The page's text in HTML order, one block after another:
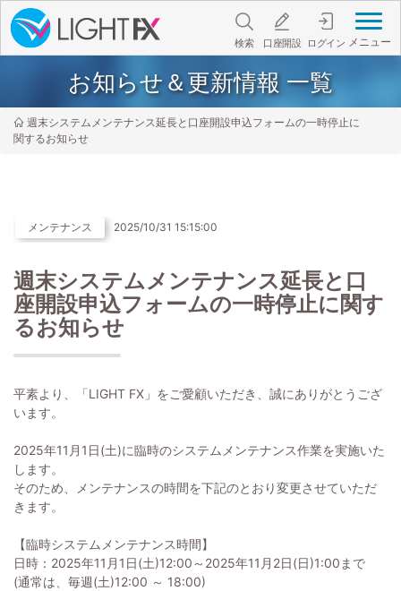
メニュー
検索 口座開設 ログイン
お知らせ＆更新情報 一覧
週末システムメンテナンス延長と口座開設申込フォームの一時停止に
関するお知らせ
メンテナンス 2025/10/31 15:15:00
週末システムメンテナンス延長と口
座開設申込フォームの一時停止に関す
るお知らせ
平素より、「LIGHT FX」をご愛顧いただき、誠にありがとうござ
います。
2025年11月1日(土)に臨時のシステムメンテナンス作業を実施いた
します。
そのため、メンテナンスの時間を下記のとおり変更させていただ
きます。
【臨時システムメンテナンス時間】
日時：2025年11月1日(土)12:00～2025年11月2日(日)1:00まで
(通常は、毎週(土)12:00 ～ 18:00)